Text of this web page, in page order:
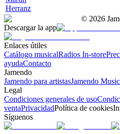
Herranz
© 2026
Descargar la app
Enlaces útiles
Catálogo musicalRadios In-store
ayudaContacto
Jamendo
Jamendo para artistasJamendo Music
Legal
Condiciones generales de uso
ventaPrivacidadPolítica de cookies
Síguenos